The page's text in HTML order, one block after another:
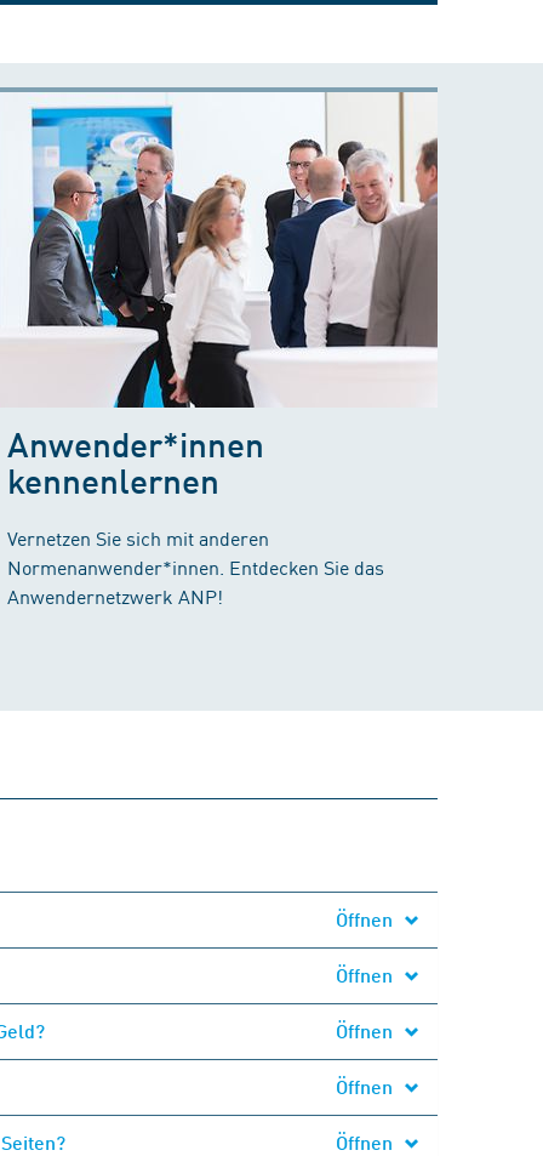
Anwender*innen
kennenlernen
Vernetzen Sie sich mit anderen
Normenanwender*innen. Entdecken Sie das
Anwendernetzwerk ANP!
Öffnen
Öffnen
Öffnen
Öffnen
Öffnen